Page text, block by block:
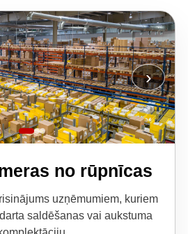
›
no rūpnīcas
uzņēmumiem, kuriem
saldēšanas vai aukstuma